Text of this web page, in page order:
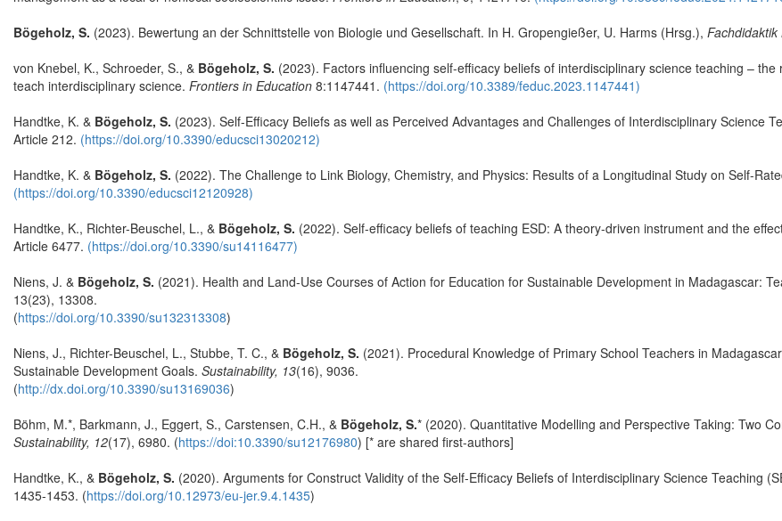
Bögeholz, S. (2023). Bewertung an der Schnittstelle von Biologie und Gesellschaft. In H. Gropengießer, U. Harms (Hrsg.), Fachdidaktik
von Knebel, K., Schroeder, S., & Bögeholz, S. (2023). Factors influencing self-efficacy beliefs of interdisciplinary science teaching –
teach interdisciplinary science. Frontiers in Education 8:1147441. (https://doi.org/10.3389/feduc.2023.1147441)
Handtke, K. & Bögeholz, S. (2023). Self-Efficacy Beliefs as well as Perceived Advantages and Challenges of Interdisciplinary Science
Article 212. (https://doi.org/10.3390/educsci13020212)
Handtke, K. & Bögeholz, S. (2022). The Challenge to Link Biology, Chemistry, and Physics: Results of a Longitudinal Study on Self-
(https://doi.org/10.3390/educsci12120928)
Handtke, K., Richter-Beuschel, L., & Bögeholz, S. (2022). Self-efficacy beliefs of teaching ESD: A theory-driven instrument and the
Article 6477. (https://doi.org/10.3390/su14116477)
Niens, J. & Bögeholz, S. (2021). Health and Land-Use Courses of Action for Education for Sustainable Development in Madagascar:
13(23), 13308.
(https://doi.org/10.3390/su132313308)
Niens, J., Richter-Beuschel, L., Stubbe, T. C., & Bögeholz, S. (2021). Procedural Knowledge of Primary School Teachers in
Sustainable Development Goals. Sustainability, 13(16), 9036.
(http://dx.doi.org/10.3390/su13169036)
Böhm, M.*, Barkmann, J., Eggert, S., Carstensen, C.H., & Bögeholz, S.* (2020). Quantitative Modelling and Perspective Taking: Two
Sustainability, 12(17), 6980. (https://doi:10.3390/su12176980) [* are shared first-authors]
Handtke, K., & Bögeholz, S. (2020). Arguments for Construct Validity of the Self-Efficacy Beliefs of Interdisciplinary Science Teaching
1435-1453. (https://doi.org/10.12973/eu-jer.9.4.1435)